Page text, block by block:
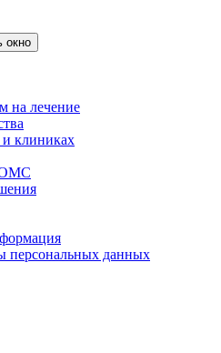
окно
на лечение
клиниках
ОМС
персональных данных